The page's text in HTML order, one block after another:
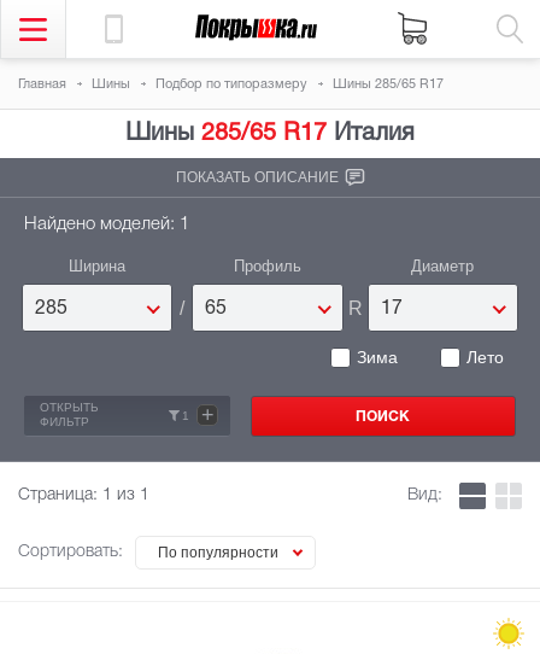
Главная Шины Подбор по типоразмеру Шины 285/65 R17
Шины 285/65 R17 Италия
ПОКАЗАТЬ ОПИСАНИЕ
Найдено моделей: 1
Ширина
285 /
Профиль
65 R
Диаметр
17
Зима Лето
ОТКРЫТЬ
ФИЛЬТР
1 +
Страница: 1 из 1
Сортировать: По популярности
Вид: